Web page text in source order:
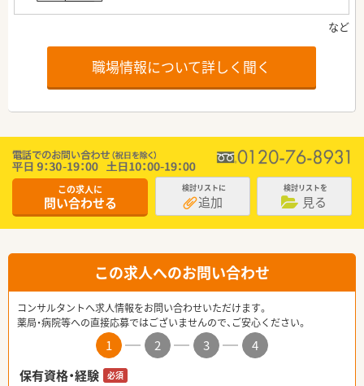
職場情報について詳しく聞く
この求人に
問い合わせる
検討リストに
追加
検討リストを
見る
この求人へのお問い合わせ
コンサルタントへ求人情報をお問い合わせいただけます。
薬局・病院等への直接応募ではございませんので、ご安心ください。
1 2 3
4
保有資格・経験
必須